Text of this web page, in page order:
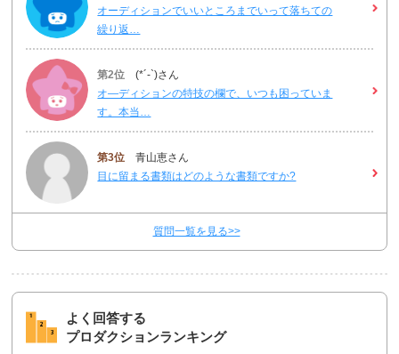
オーディションでいいところまでいって落ちての
繰り返…
第2位 (*´-`)さん
オ―ディションの特技の欄で、いつも困っていま
す。本当…
第3位 青山恵さん
目に留まる書類はどのような書類ですか?
質問一覧を見る>>
よく回答する
プロダクションランキング